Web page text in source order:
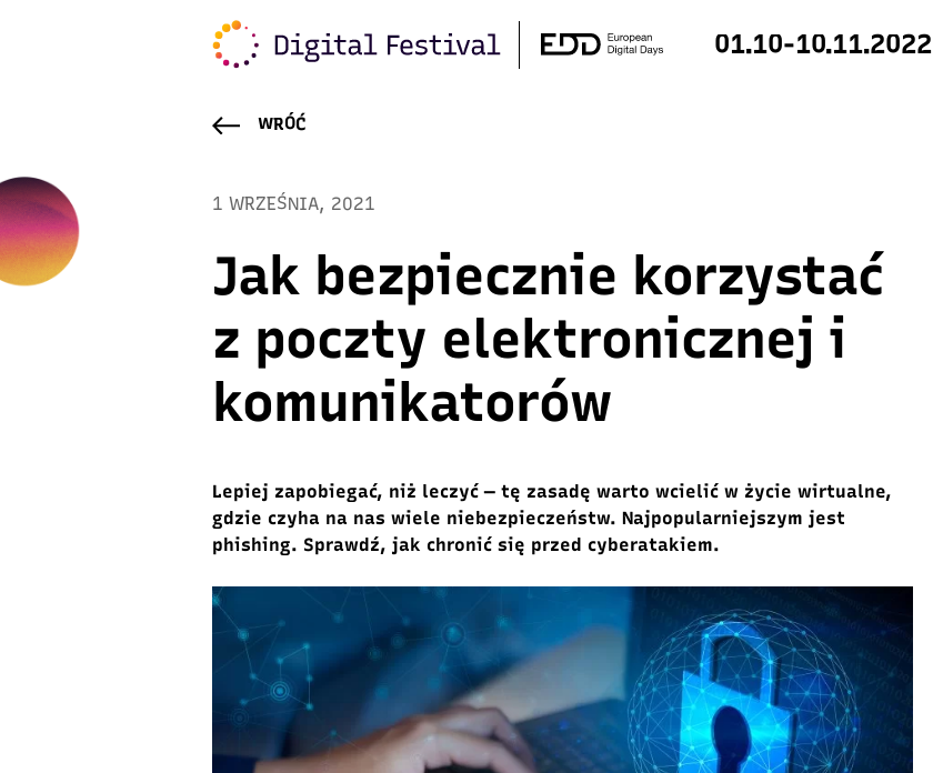
01.10-10.11.2022
WRÓĆ
1 WRZEŚNIA, 2021
Jak bezpiecznie korzystać
z poczty elektronicznej i
komunikatorów
Lepiej zapobiegać, niż leczyć ― tę zasadę warto wcielić w życie wirtualne,
gdzie czyha na nas wiele niebezpieczeństw. Najpopularniejszym jest
phishing. Sprawdź, jak chronić się przed cyberatakiem.